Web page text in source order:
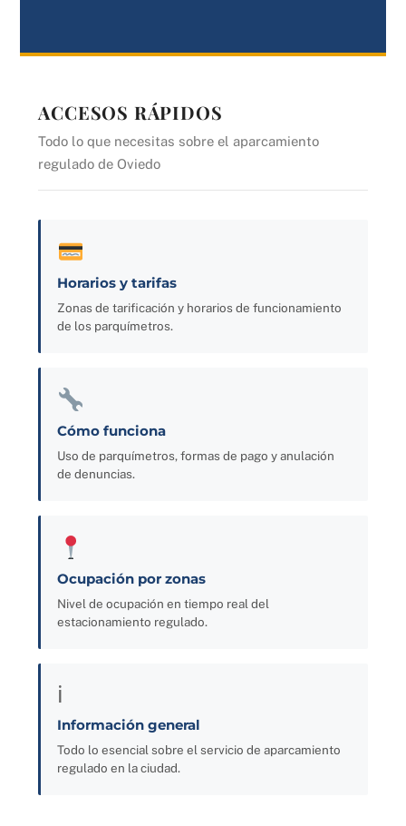
ACCESOS RÁPIDOS
Todo lo que necesitas sobre el aparcamiento
regulado de Oviedo
Horarios y tarifas
Zonas de tarificación y horarios de funcionamiento
de los parquímetros.
Cómo funciona
Uso de parquímetros, formas de pago y anulación
de denuncias.
Ocupación por zonas
Nivel de ocupación en tiempo real del
estacionamiento regulado.
ℹ
Información general
Todo lo esencial sobre el servicio de aparcamiento
regulado en la ciudad.